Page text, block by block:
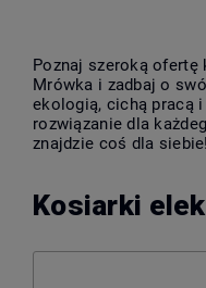
Poznaj szeroką
Mrówka i zadbaj o
ekologią, cichą pracą
rozwiązanie dla
znajdzie coś dla siebie!
Kosiarki